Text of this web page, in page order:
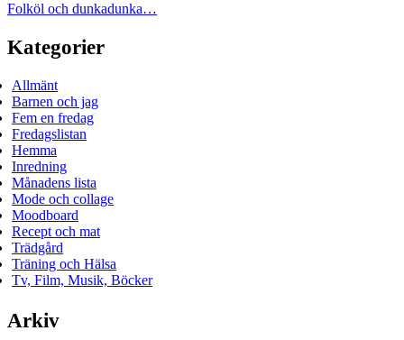
Folköl och dunkadunka…
Kategorier
Allmänt
Barnen och jag
Fem en fredag
Fredagslistan
Hemma
Inredning
Månadens lista
Mode och collage
Moodboard
Recept och mat
Trädgård
Träning och Hälsa
Tv, Film, Musik, Böcker
Arkiv